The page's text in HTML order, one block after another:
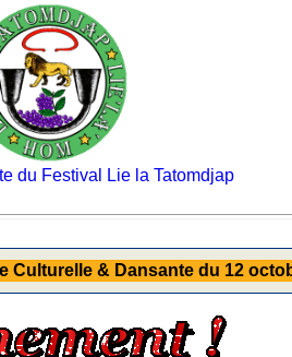
du Festival Lie la Tatomdjap
Culturelle & Dansante du 12